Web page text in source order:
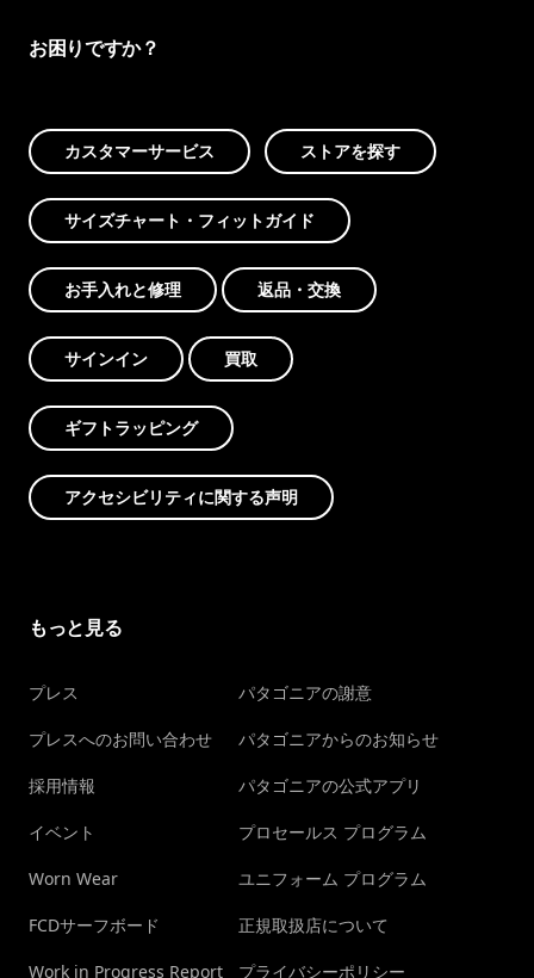
お困りですか？
カスタマーサービス ストアを探す
サイズチャート・フィットガイド
お手入れと修理 返品・交換
サインイン 買取
ギフトラッピング
アクセシビリティに関する声明
もっと見る
プレス
プレスへのお問い合わせ
採用情報
イベント
Worn Wear
FCDサーフボード
Work in Progress Report
パタゴニアの謝意
パタゴニアからのお知らせ
パタゴニアの公式アプリ
プロセールス プログラム
ユニフォーム プログラム
正規取扱店について
プライバシーポリシー